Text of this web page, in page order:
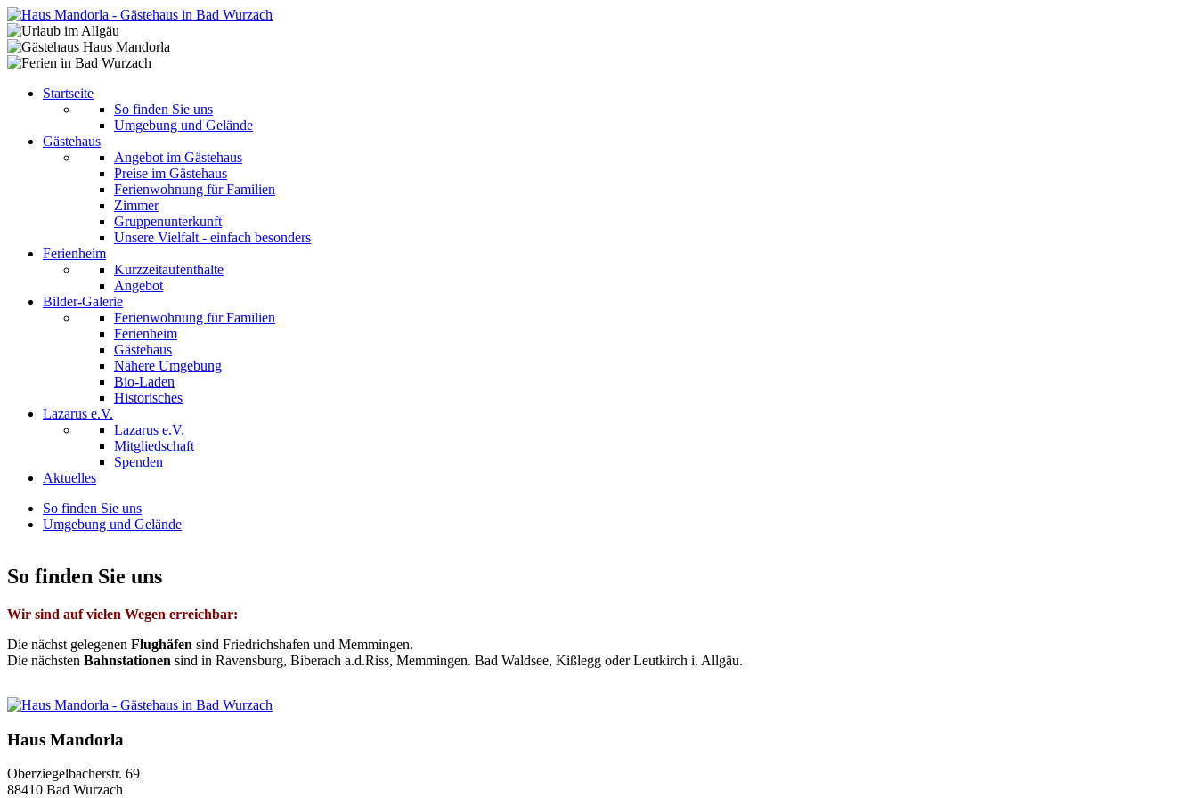
Startseite
So finden Sie uns
Umgebung und Gelände
Gästehaus
Angebot im Gästehaus
Preise im Gästehaus
Ferienwohnung für Familien
Zimmer
Gruppenunterkunft
Unsere Vielfalt - einfach besonders
Ferienheim
Kurzzeitaufenthalte
Angebot
Bilder-Galerie
Ferienwohnung für Familien
Ferienheim
Gästehaus
Nähere Umgebung
Bio-Laden
Historisches
Lazarus e.V.
Lazarus e.V.
Mitgliedschaft
Spenden
Aktuelles
So finden Sie uns
Umgebung und Gelände
So finden Sie uns
Wir sind auf vielen Wegen erreichbar:
Die nächst gelegenen Flughäfen sind Friedrichshafen und Memmingen.
Die nächsten Bahnstationen sind in Ravensburg, Biberach a.d.Riss, Memmingen. Bad Waldsee, Kißlegg oder Leutkirch i. Allgäu.
Haus Mandorla
Oberziegelbacherstr. 69
88410 Bad Wurzach